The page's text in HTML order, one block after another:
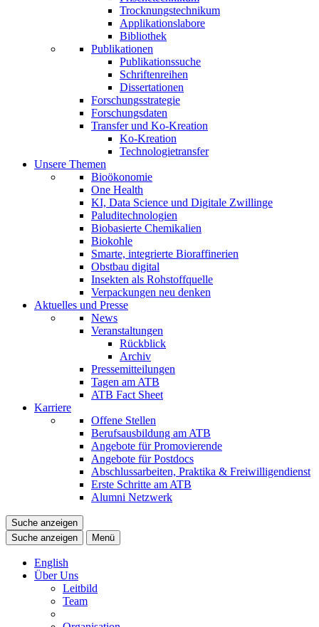
Trocknungstechnikum
Applikationslabore
Bibliothek
Publikationen
Publikationssuche
Schriftenreihen
Dissertationen
Forschungsstrategie
Forschungsdaten
Transfer und Ko-Kreation
Ko-Kreation
Technologietransfer
Unsere Themen
Bioökonomie
One Health
KI, Data Science und Digitale Zwillinge
Paluditechnologien
Biobasierte Chemikalien
Biokohle
Smarte, integrierte Bioraffinerien
Obstbau digital
Insekten als Rohstoffquelle
Verpackungen neu denken
Aktuelles und Presse
News
Veranstaltungen
Rückblick
Archiv
Pressemitteilungen
Tagen am ATB
ATB Fact Sheet
Karriere
Offene Stellen
Berufsausbildung am ATB
Angebote für Promovierende
Angebote für Postdocs
Abschlussarbeiten, Praktika & Freiwilligendienst
Erste Schritte am ATB
Alumni Netzwerk
Suche anzeigen
Suche anzeigen
Menü
English
Über Uns
Leitbild
Team